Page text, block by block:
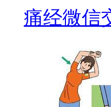
痛经微信